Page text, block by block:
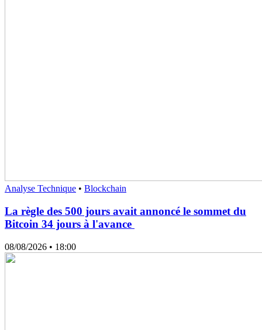
Analyse Technique • Blockchain
La règle des 500 jours avait annoncé le sommet du
Bitcoin 34 jours à l'avance
08/08/2026 • 18:00